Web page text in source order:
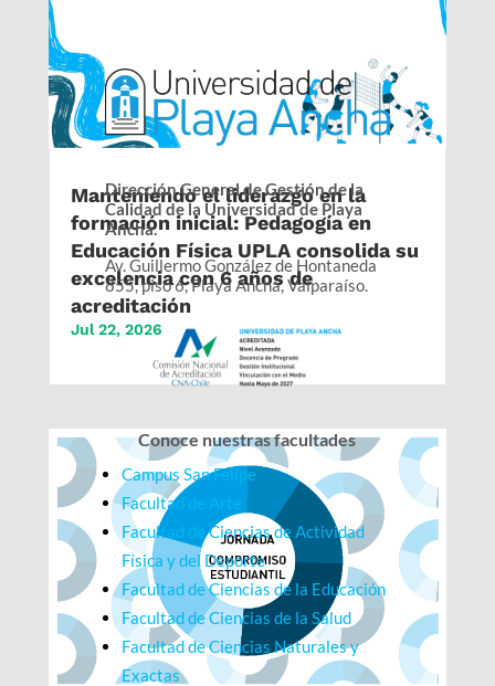
Manteniendo el liderazgo en la
formación inicial: Pedagogía en
Educación Física UPLA consolida su
excelencia con 6 años de
acreditación
Jul 22, 2026
Dirección General de Gestión de la
Calidad de la Universidad de Playa
Ancha.
Av. Guillermo González de Hontaneda
855, piso 6, Playa Ancha, Valparaíso.
Conoce nuestras facultades
Campus San Felipe
Facultad de Arte
Facultad de Ciencias de Actividad
Física y del Deporte
Facultad de Ciencias de la Educación
Facultad de Ciencias de la Salud
Facultad de Ciencias Naturales y
Exactas